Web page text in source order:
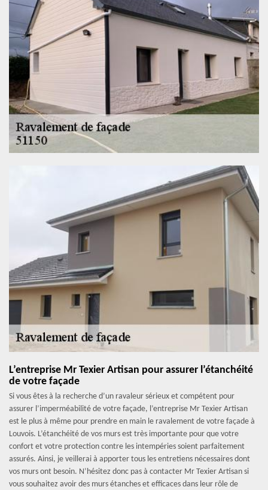
L’entreprise Mr Texier Artisan pour assurer l’étanchéité
de votre façade
Si vous êtes à la recherche d’un ravaleur sérieux et compétent pour
assurer l’imperméabilité de votre façade, l’entreprise Mr Texier Artisan
est le plus à même pour prendre en main le ravalement de votre façade à
Louvois. L’étanchéité de vos murs est très importante pour que votre
confort et votre protection contre les intempéries soient parfaitement
assurés. Ainsi, je veillerai à apporter tous les entretiens nécessaires dont
vos murs ont besoin. N’hésitez donc pas à contacter Mr Texier Artisan si
vous souhaitez avoir des murs étanches et efficaces dans leur rôle de